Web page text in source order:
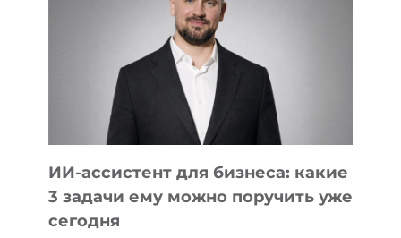
РАЗВИВАЮТ
ТЕХНОЛОГИЧЕСКОЕ
ОБРАЗОВАНИЕ
ТАДЖИКИСТАНА
ИИ-ассистент для бизнеса: какие
3 задачи ему можно поручить уже
сегодня